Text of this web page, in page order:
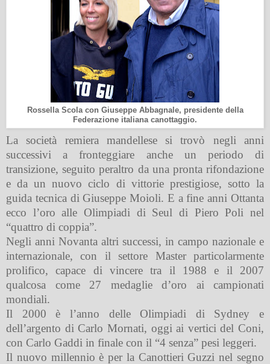
Rossella Scola con Giuseppe Abbagnale, presidente della
Federazione italiana canottaggio.
La società remiera mandellese si trovò negli anni
successivi a fronteggiare anche un periodo di
transizione, seguito peraltro da una pronta rifondazione
e da un nuovo ciclo di vittorie prestigiose, sotto la
guida tecnica di Giuseppe Moioli. E a fine anni Ottanta
ecco l’oro alle Olimpiadi di Seul di Piero Poli nel
“quattro di coppia”.
Negli anni Novanta altri successi, in campo nazionale e
internazionale, con il settore Master particolarmente
prolifico, capace di vincere tra il 1988 e il 2007
qualcosa come 27 medaglie d’oro ai campionati
mondiali.
Il 2000 è l’anno delle Olimpiadi di Sydney e
dell’argento di Carlo Mornati, oggi ai vertici del Coni,
con Carlo Gaddi in finale con il “4 senza” pesi leggeri.
Il nuovo millennio è per la Canottieri Guzzi nel segno